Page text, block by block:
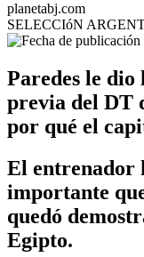
planetabj.com
SELECCIóN
Paredes le
previa del DT
por qué el
El entrenador
importante
quedó
Egipto.